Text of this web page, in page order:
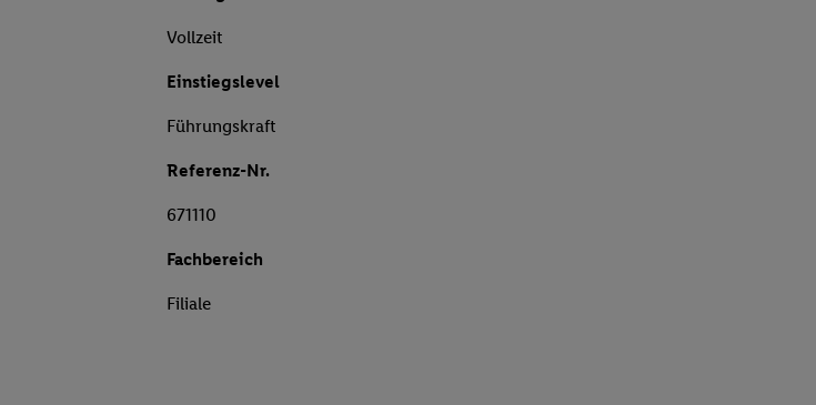
Vollzeit
Einstiegslevel
Führungskraft
Referenz-Nr.
671110
Fachbereich
Filiale